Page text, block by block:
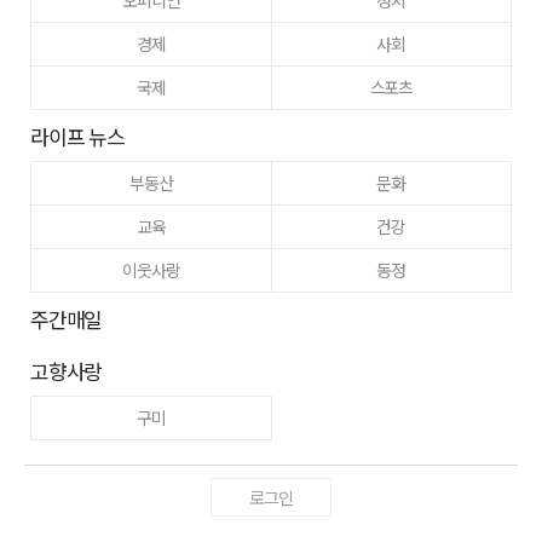
경제
사회
국제
스포츠
라이프 뉴스
부동산
문화
교육
건강
이웃사랑
동정
주간매일
고향사랑
구미
로그인